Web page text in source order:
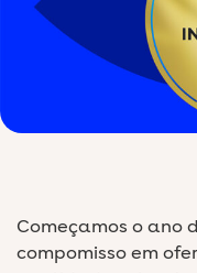
Começamos o ano
compomisso em